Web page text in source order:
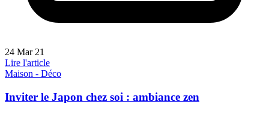
24 Mar 21
Lire l'article
Maison - Déco
Inviter le Japon chez soi : ambiance zen